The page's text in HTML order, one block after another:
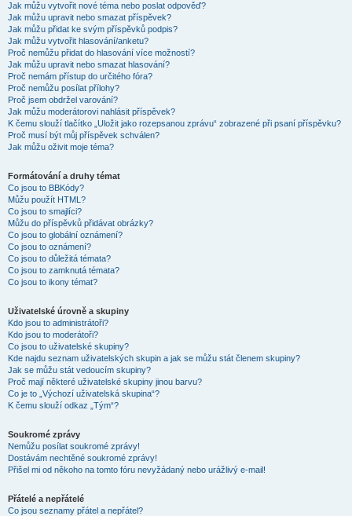
Jak můžu vytvořit nové téma nebo poslat odpověď?
Jak můžu upravit nebo smazat příspěvek?
Jak můžu přidat ke svým příspěvků podpis?
Jak můžu vytvořit hlasování/anketu?
Proč nemůžu přidat do hlasování více možností?
Jak můžu upravit nebo smazat hlasování?
Proč nemám přístup do určitého fóra?
Proč nemůžu posílat přílohy?
Proč jsem obdržel varování?
Jak můžu moderátorovi nahlásit příspěvek?
K čemu slouží tlačítko „Uložit jako rozepsanou zprávu“ zobrazené při psaní příspěvku?
Proč musí být můj příspěvek schválen?
Jak můžu oživit moje téma?
Formátování a druhy témat
Co jsou to BBKódy?
Můžu použít HTML?
Co jsou to smajlíci?
Můžu do příspěvků přidávat obrázky?
Co jsou to globální oznámení?
Co jsou to oznámení?
Co jsou to důležitá témata?
Co jsou to zamknutá témata?
Co jsou to ikony témat?
Uživatelské úrovně a skupiny
Kdo jsou to administrátoři?
Kdo jsou to moderátoři?
Co jsou to uživatelské skupiny?
Kde najdu seznam uživatelských skupin a jak se můžu stát členem skupiny?
Jak se můžu stát vedoucím skupiny?
Proč mají některé uživatelské skupiny jinou barvu?
Co je to „Výchozí uživatelská skupina“?
K čemu slouží odkaz „Tým“?
Soukromé zprávy
Nemůžu posílat soukromé zprávy!
Dostávám nechtěné soukromé zprávy!
Přišel mi od někoho na tomto fóru nevyžádaný nebo urážlivý e-mail!
Přátelé a nepřátelé
Co jsou seznamy přátel a nepřátel?